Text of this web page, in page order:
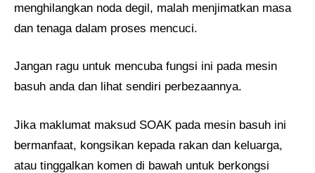
menghilangkan noda degil, malah menjimatkan masa
dan tenaga dalam proses mencuci.
Jangan ragu untuk mencuba fungsi ini pada mesin
basuh anda dan lihat sendiri perbezaannya.
Jika maklumat maksud SOAK pada mesin basuh ini
bermanfaat, kongsikan kepada rakan dan keluarga,
atau tinggalkan komen di bawah untuk berkongsi